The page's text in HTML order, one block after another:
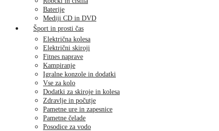
Baterije
Mediji CD in DVD
Šport in prosti čas
Električna kolesa
Električni skiroji
Fitnes naprave
Kampiranje
Igralne konzole in dodatki
Vse za kolo
Dodatki za skiroje in kolesa
Zdravlje in počutje
Pametne ure in zapesnice
Pametne čelade
Posodice za vodo